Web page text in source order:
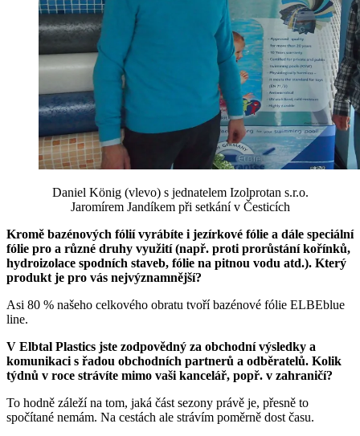
Daniel König (vlevo) s jednatelem Izolprotan s.r.o.
Jaromírem Jandíkem při setkání v Česticích
Kromě bazénových fólií vyrábíte i jezírkové fólie a dále speciální
fólie pro a různé druhy využití (např. proti prorůstání kořínků,
hydroizolace spodních staveb, fólie na pitnou vodu atd.). Který
produkt je pro vás nejvýznamnější?
Asi 80 % našeho celkového obratu tvoří bazénové fólie ELBEblue
line.
V Elbtal Plastics jste zodpovědný za obchodní výsledky a
komunikaci s řadou obchodních partnerů a odběratelů. Kolik
týdnů v roce strávíte mimo vaši kancelář, popř. v zahraničí?
To hodně záleží na tom, jaká část sezony právě je, přesně to
spočítané nemám. Na cestách ale strávím poměrně dost času.